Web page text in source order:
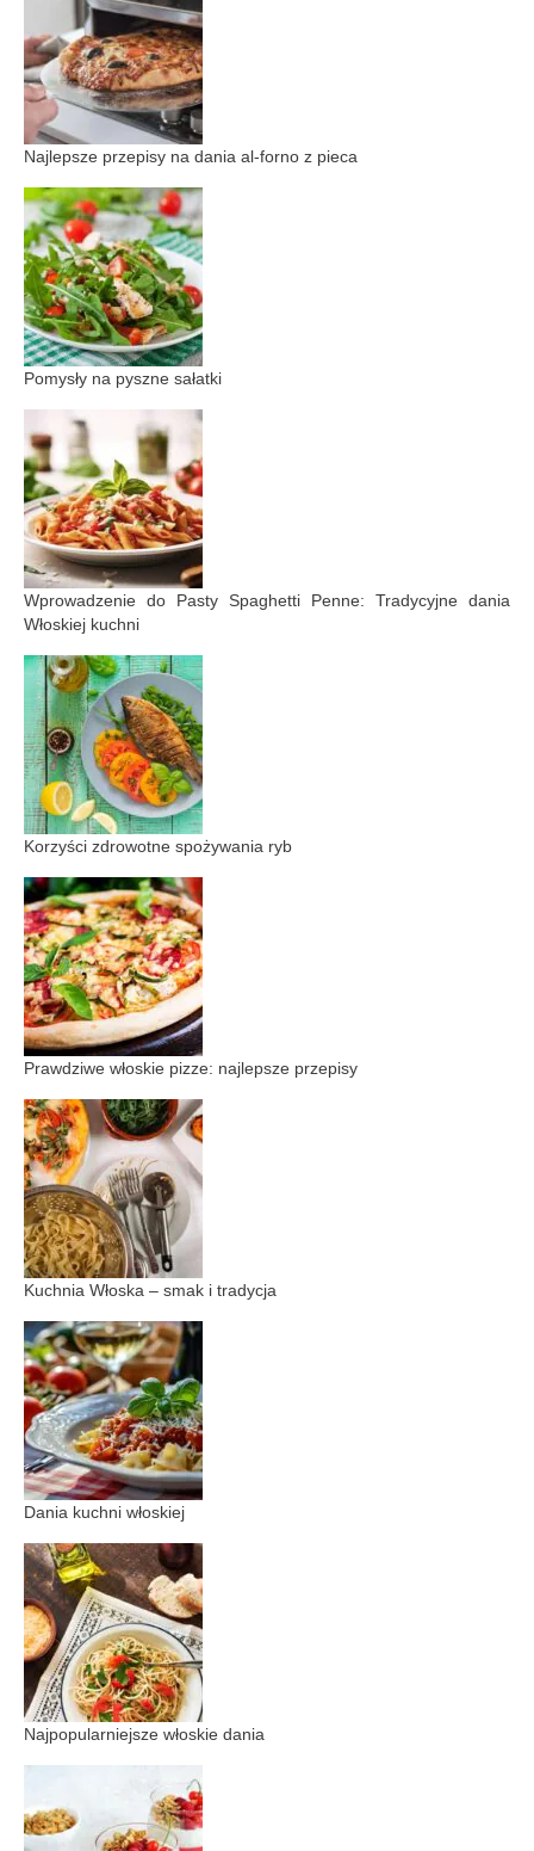
Najlepsze przepisy na dania al-forno z pieca
Pomysły na pyszne sałatki
Wprowadzenie do Pasty Spaghetti Penne: Tradycyjne dania
Włoskiej kuchni
Korzyści zdrowotne spożywania ryb
Prawdziwe włoskie pizze: najlepsze przepisy
Kuchnia Włoska – smak i tradycja
Dania kuchni włoskiej
Najpopularniejsze włoskie dania